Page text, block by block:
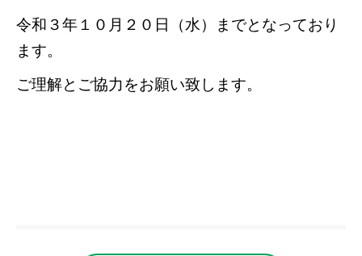
令和３年１０月２０日（水）までとなっており
ます。
ご理解とご協力をお願い致します。